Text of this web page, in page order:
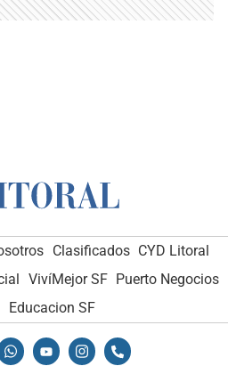
Clasificados CYD Litoral
VivíMejor SF Puerto Negocios
Educacion SF